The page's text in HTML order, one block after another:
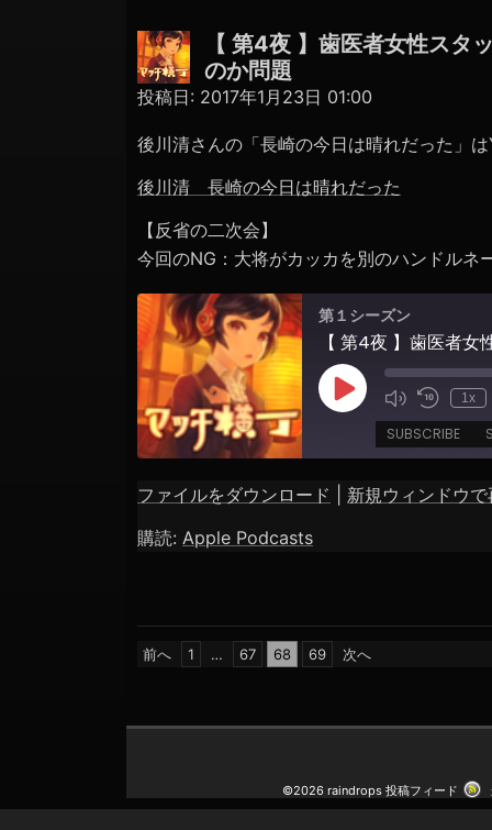
【 第4夜 】歯医者女性スタ
のか問題
投稿日: 2017年1月23日 01:00
後川清さんの「長崎の今日は晴れだった」
後川清 長崎の今日は晴れだった
【反省の二次会】
今回のNG：大将がカッカを別のハンドルネ
第１シーズン
Play
Episode
1x
SUBSCRIBE
Apple Podcasts
RSS FEED
SHARE
LINK
ファイルをダウンロード
新規ウィンドウで
購読: Apple Podcasts
投
ペ
送
前へ 1 … 67 68 69 次へ
©2026 raindrops 投稿フィード